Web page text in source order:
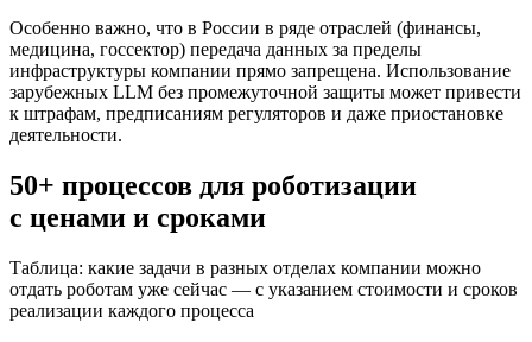
Особенно важно, что в России в ряде отраслей (финансы,
медицина, госсектор) передача данных за пределы
инфраструктуры компании прямо запрещена. Использование
зарубежных LLM без промежуточной защиты может привести
к штрафам, предписаниям регуляторов и даже приостановке
деятельности.
50+ процессов для роботизации
с ценами и сроками
Таблица: какие задачи в разных отделах компании можно
отдать роботам уже сейчас — с указанием стоимости и сроков
реализации каждого процесса